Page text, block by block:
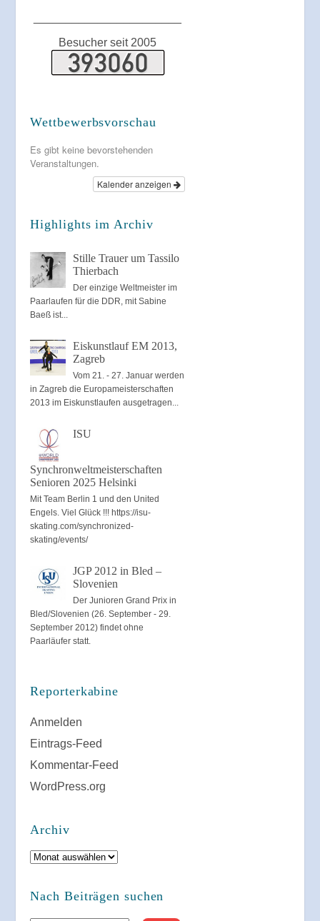
Besucher seit 2005
Wettbewerbsvorschau
Es gibt keine bevorstehenden
Veranstaltungen.
Kalender anzeigen
Highlights im Archiv
Stille Trauer um Tassilo
Thierbach
Der einzige Weltmeister im
Paarlaufen für die DDR, mit Sabine
Baeß ist...
Eiskunstlauf EM 2013,
Zagreb
Vom 21. - 27. Januar werden
in Zagreb die Europameisterschaften
2013 im Eiskunstlaufen ausgetragen...
ISU
Synchronweltmeisterschaften
Senioren 2025 Helsinki
Mit Team Berlin 1 und den United
Engels. Viel Glück !!! https://isu-
skating.com/synchronized-
skating/events/
JGP 2012 in Bled –
Slovenien
Der Junioren Grand Prix in
Bled/Slovenien (26. September - 29.
September 2012) findet ohne
Paarläufer statt.
Reporterkabine
Anmelden
Eintrags-Feed
Kommentar-Feed
WordPress.org
Archiv
Archiv
Nach Beiträgen suchen